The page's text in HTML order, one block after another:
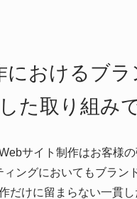
おけるブラ
た取り組み
サイト制作はお客様
ングにおいてもブラン
だけに留まらない一貫